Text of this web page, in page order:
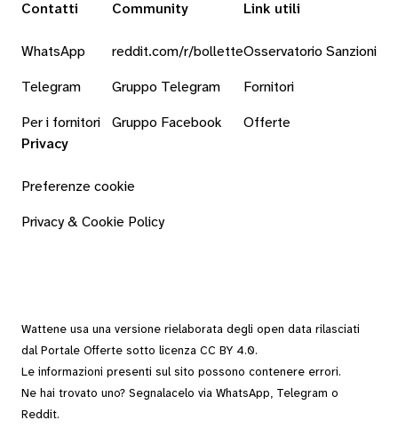
Contatti
WhatsApp
Telegram
Per i fornitori
Community
reddit.com/r/bollette
Gruppo Telegram
Gruppo Facebook
Link utili
Osservatorio Sanzioni
Fornitori
Offerte
Privacy
Preferenze cookie
Privacy & Cookie Policy
Wattene usa una versione rielaborata degli open data rilasciati
dal Portale Offerte sotto licenza CC BY 4.0.
Le informazioni presenti sul sito possono contenere errori.
Ne hai trovato uno? Segnalacelo via WhatsApp, Telegram o
Reddit.